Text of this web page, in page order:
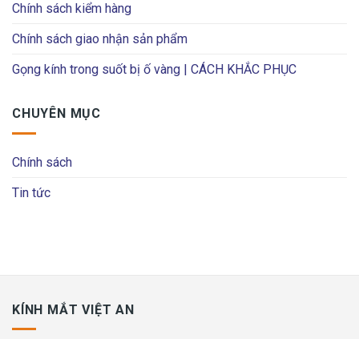
Chính sách kiểm hàng
Chính sách giao nhận sản phẩm
Gọng kính trong suốt bị ố vàng | CÁCH KHẮC PHỤC
CHUYÊN MỤC
Chính sách
Tin tức
KÍNH MẮT VIỆT AN